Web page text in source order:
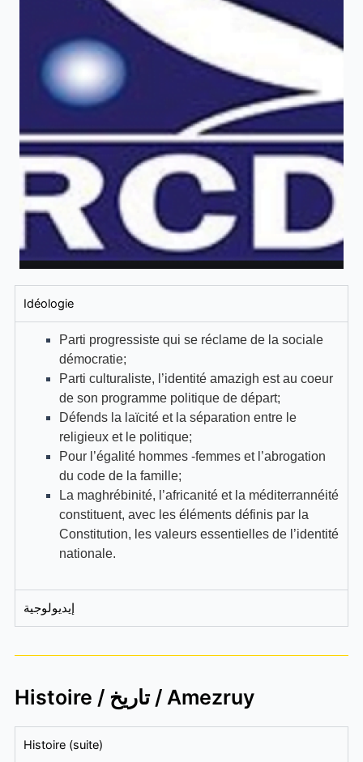
Idéologie
Parti progressiste qui se réclame de la sociale
démocratie;
Parti culturaliste, l’identité amazigh est au coeur
de son programme politique de départ;
Défends la laïcité et la séparation entre le
religieux et le politique;
Pour l’égalité hommes -femmes et l’abrogation
du code de la famille;
La maghrébinité, l’africanité et la méditerrannéité
constituent, avec les éléments définis par la
Constitution, les valeurs essentielles de l’identité
nationale.
إيديولوجية
Histoire / تاريخ / Amezruy
Histoire (suite)